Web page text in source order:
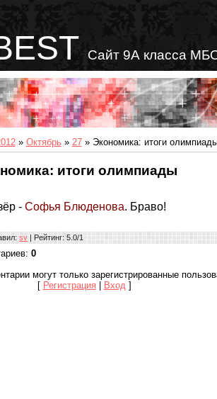
Сайт 9А класса
» Октябрь » 27» Экономика: итоги
итоги олимпиады
- Софья Блюденова. Браво!
: sv | Рейтинг: 5.0/1
: 0
могут только зарегистрированные
[ Регистрация Вход ]